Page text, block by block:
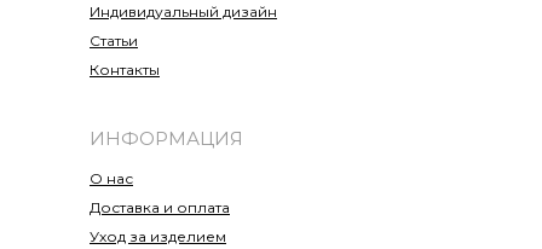
Индивидуальный дизайн
Статьи
Контакты
О нас
Доставка и оплата
Уход за изделием
ИНФОРМАЦИЯ